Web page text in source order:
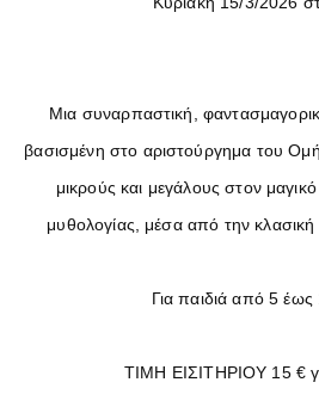
Μια συναρπαστική,
βασισμένη στο αριστούργημα του
μικρούς και μεγάλους στον
μυθολογίας, μέσα από την
Για παιδιά από 5
ΤΙΜΗ ΕΙΣΙΤΗΡΙΟΥ 15 €